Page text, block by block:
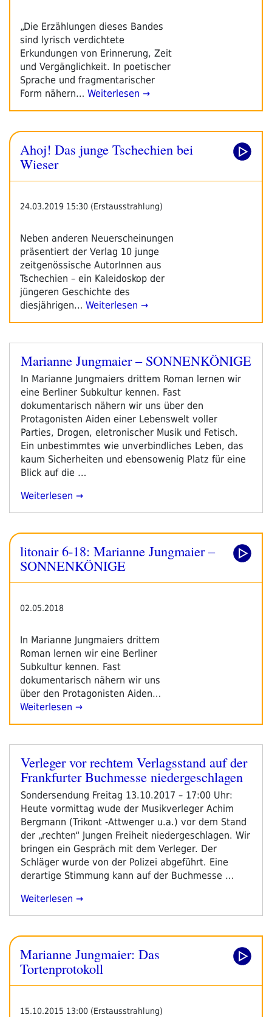
„Die Erzählungen dieses Bandes
sind lyrisch verdichtete
Erkundungen von Erinnerung, Zeit
und Vergänglichkeit. In poetischer
Sprache und fragmentarischer
Form nähern… Weiterlesen →
Ahoj! Das junge Tschechien bei
Wieser
24.03.2019 15:30 (Erstausstrahlung)
Neben anderen Neuerscheinungen
präsentiert der Verlag 10 junge
zeitgenössische AutorInnen aus
Tschechien – ein Kaleidoskop der
jüngeren Geschichte des
diesjährigen… Weiterlesen →
Veröffentlicht
Marianne Jungmaier – SONNENKÖNIGE
In Marianne Jungmaiers drittem Roman lernen wir
eine Berliner Subkultur kennen. Fast
dokumentarisch nähern wir uns über den
Protagonisten Aiden einer Lebenswelt voller
Parties, Drogen, eletronischer Musik und Fetisch.
Ein unbestimmtes wie unverbindliches Leben, das
kaum Sicherheiten und ebensowenig Platz für eine
Blick auf die …
„Marianne
SONNENKÖNIGE“
Weiterlesen
litonair 6-18: Marianne Jungmaier –
SONNENKÖNIGE
02.05.2018
In Marianne Jungmaiers drittem
Roman lernen wir eine Berliner
Subkultur kennen. Fast
dokumentarisch nähern wir uns
über den Protagonisten Aiden…
Weiterlesen →
Veröffentlicht
am
Verleger vor rechtem Verlagsstand auf der
Frankfurter Buchmesse niedergeschlagen
Sondersendung Freitag 13.10.2017 – 17:00 Uhr:
Heute vormittag wude der Musikverleger Achim
Bergmann (Trikont -Attwenger u.a.) vor dem Stand
der „rechten“ Jungen Freiheit niedergeschlagen. Wir
bringen ein Gespräch mit dem Verleger. Der
Schläger wurde von der Polizei abgeführt. Eine
derartige Stimmung kann auf der Buchmesse …
„Verleger
Verlagsstand
Auf
Der
Frankfurter
Niedergeschlagen“
Weiterlesen
Marianne Jungmaier: Das
Tortenprotokoll
15.10.2015 13:00 (Erstausstrahlung)